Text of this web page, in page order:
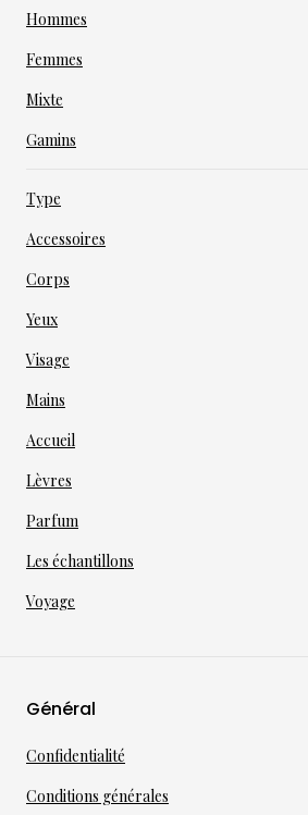
Hommes
Femmes
Mixte
Gamins
Type
Accessoires
Corps
Yeux
Visage
Mains
Accueil
Lèvres
Parfum
Les échantillons
Voyage
Général
Confidentialité
Conditions générales